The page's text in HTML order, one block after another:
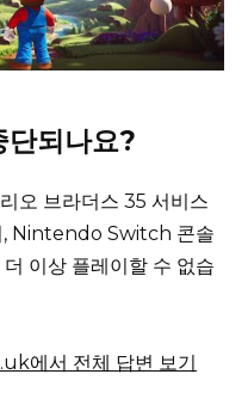
단되나요?
오 브라더스 35 서비스
, Nintendo Switch 콘솔
이상 플레이할 수 없습
에서 전체 답변 보기